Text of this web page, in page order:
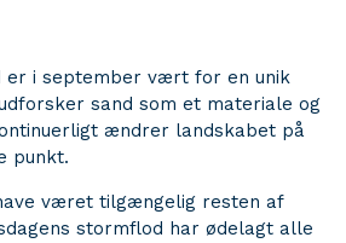
er i september vært for en unik
sand som et materiale og
ændrer landskabet på
punkt.
været tilgængelig resten af
stormflod har ødelagt alle